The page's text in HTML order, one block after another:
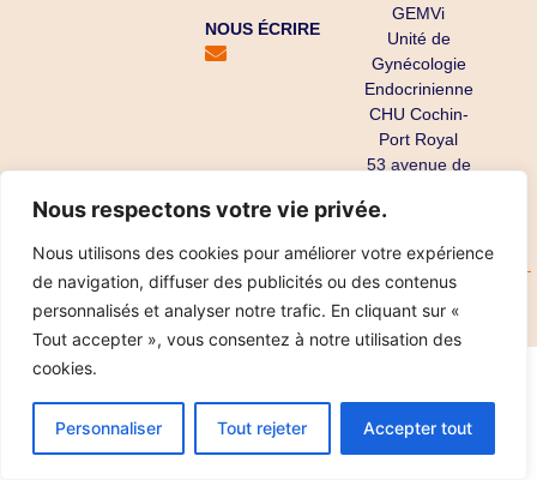
Nous respectons votre vie privée.
Nous utilisons des cookies pour améliorer votre expérience
de navigation, diffuser des publicités ou des contenus
personnalisés et analyser notre trafic. En cliquant sur «
Tout accepter », vous consentez à notre utilisation des
cookies.
Personnaliser Tout rejeter Accepter tout
NOUS ÉCRIRE
GEMVi
Unité de
Gynécologie
Endocrinienne
CHU Cochin-
Port Royal
53 avenue de
75679 Paris
Copyright ©
2025
Mentions légales
Réalisation IPT